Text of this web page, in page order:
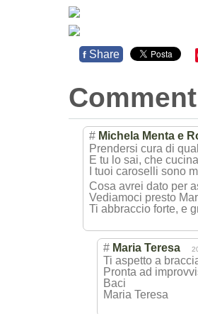
f Share
# Michela Menta e
Prendersi cura di
E tu lo sai, che
I tuoi caroselli sono
Cosa avrei dato per
Vediamoci presto
Ti abbraccio forte, e
# Maria Teresa
Ti aspetto a
Pronta ad
Baci
Maria Teresa